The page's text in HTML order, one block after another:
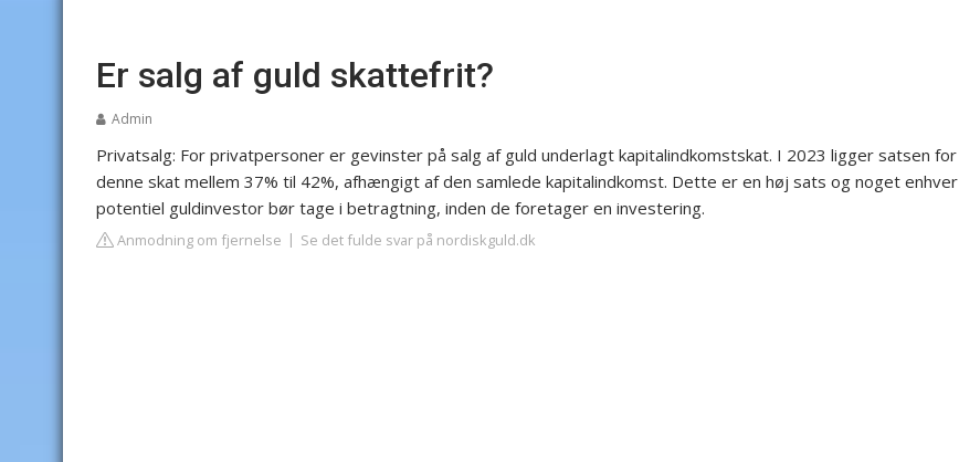
Er salg af guld skattefrit?
Admin
Privatsalg: For privatpersoner er gevinster på salg af guld underlagt kapitalindkomstskat. I 2023 ligger satsen for
denne skat mellem 37% til 42%, afhængigt af den samlede kapitalindkomst. Dette er en høj sats og noget enhver
potentiel guldinvestor bør tage i betragtning, inden de foretager en investering.
Anmodning om fjernelse Se det fulde svar på nordiskguld.dk